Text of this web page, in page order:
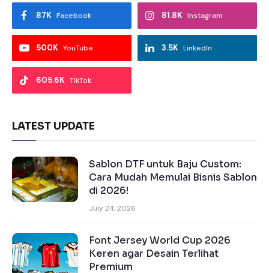
Facebook
87K Instagram
81.8K
YouTube
500K LinkedIn
3.5K
TikTok
605.6K
LATEST UPDATE
Sablon DTF untuk Baju Custom:
Cara Mudah Memulai Bisnis Sablon
di 2026!
July 24, 2026
Font Jersey World Cup 2026
Keren agar Desain Terlihat
Premium